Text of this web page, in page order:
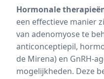
Hormonale
een effectieve manier
van adenomyose te
anticonceptiepil,
de Mirena) en GnRH-
mogelijkheden. Deze